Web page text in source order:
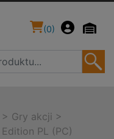
(0)
> Gry akcji >
PL (PC)